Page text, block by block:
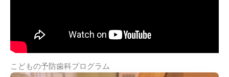
こどもの予防歯科プログラム